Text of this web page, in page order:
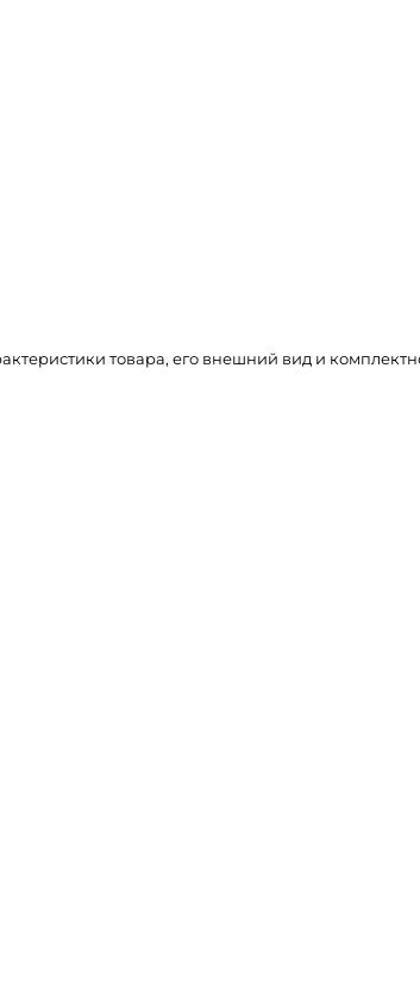
товара, его внешний вид и